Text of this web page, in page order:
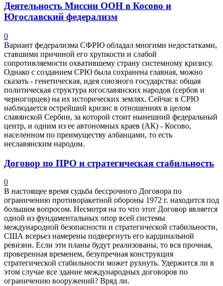
Деятельность Миссии ООН в Косово и
Югославский федерализм
0
Вариант федерализма СФРЮ обладал многими недостатками,
ставшими причиной его хрупкости и слабой
сопротивляемости охватившему страну системному кризису.
Однако с созданием СРЮ была сохранена главная, можно
сказать - генетическая, идея союзного государства: общая
политическая структура югославянских народов (сербов и
черногорцев) на их исторических землях. Сейчас в СРЮ
наблюдается острейший кризис в отношениях в целом
славянской Сербии, за которой стоит нынешний федеральный
центр, и одним из ее автономных краев (АК) - Косово,
населенном по преимуществу албанцами, то есть
неславянским народом.
Договор по ПРО и стратегическая стабильность
0
В настоящее время судьба бессрочного Договора по
ограничению противоракетной обороны 1972 г. находится под
большим вопросом. Несмотря на то что этот Договор является
одной из фундаментальных опор всей системы
международной безопасности и стратегической стабильности,
США всерьез намерены подвергнуть его кардинальной
ревизии. Если эти планы будут реализованы, то вся прочная,
проверенная временем, безупречная конструкция
стратегической стабильности может рухнуть. Удержится ли в
этом случае все здание международных договоров по
ограничению вооружений? Вряд ли.